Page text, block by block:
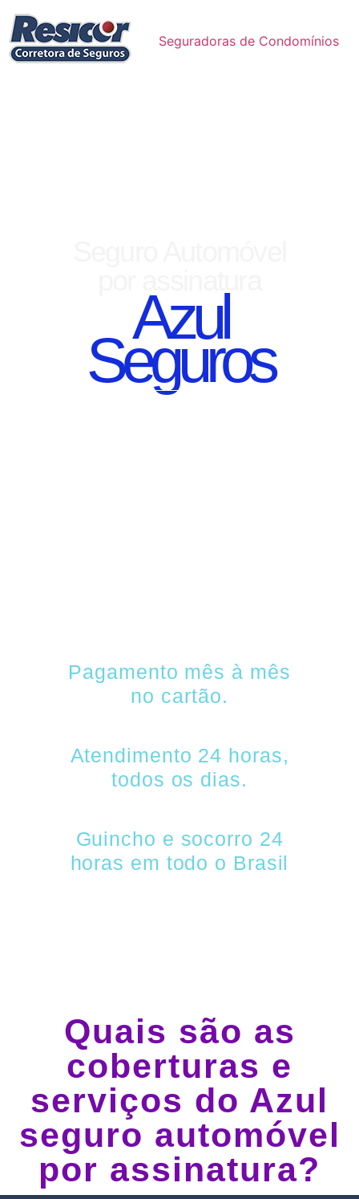
Seguradoras de Condomínios
Azul
Seguros
Pagamento mês à mês
no cartão.
Atendimento 24 horas,
todos os dias.
Guincho e socorro 24
horas em todo o Brasil
Quais são as
coberturas e
serviços do Azul
seguro automóvel
por assinatura?